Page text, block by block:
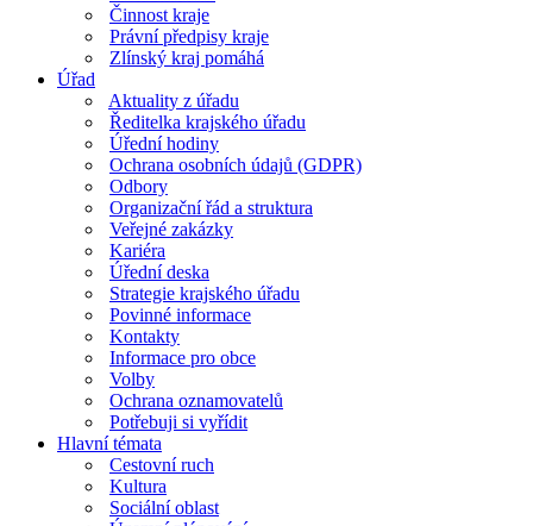
Činnost kraje
Právní předpisy kraje
Zlínský kraj pomáhá
Úřad
Aktuality z úřadu
Ředitelka krajského úřadu
Úřední hodiny
Ochrana osobních údajů (GDPR)
Odbory
Organizační řád a struktura
Veřejné zakázky
Kariéra
Úřední deska
Strategie krajského úřadu
Povinné informace
Kontakty
Informace pro obce
Volby
Ochrana oznamovatelů
Potřebuji si vyřídit
Hlavní témata
Cestovní ruch
Kultura
Sociální oblast